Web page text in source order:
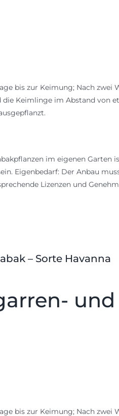
bis zur Keimung; Nach
Keimlinge im Abstand von
im eigenen Garten
Eigenbedarf: Der Anbau
Lizenzen und
– Sorte Havanna
bis zur Keimung; Nach